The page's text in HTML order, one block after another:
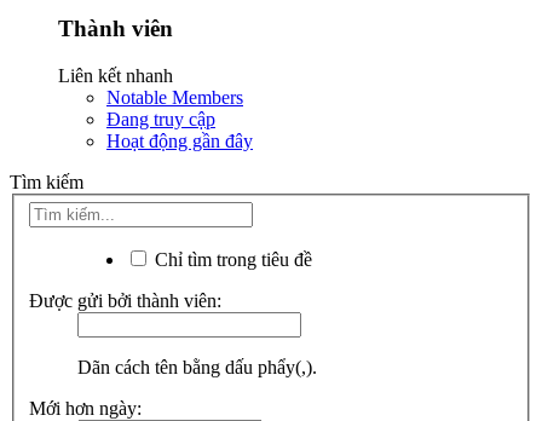
Thành viên
Liên kết nhanh
Notable Members
Đang truy cập
Hoạt động gần đây
Tìm kiếm
Chỉ tìm trong tiêu đề
Được gửi bởi thành viên:
Dãn cách tên bằng dấu phẩy(,).
Mới hơn ngày: